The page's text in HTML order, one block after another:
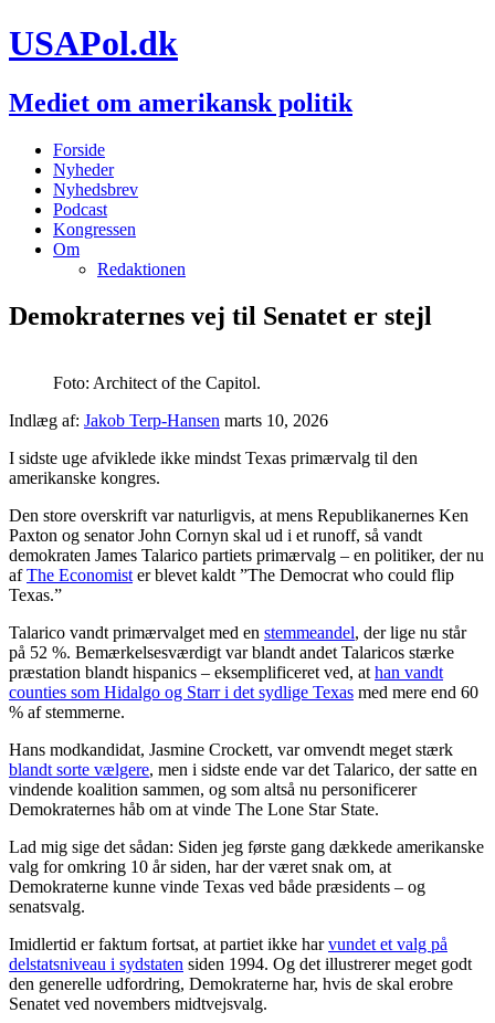
USAPol.dk
Mediet om amerikansk politik
Forside
Nyheder
Nyhedsbrev
Podcast
Kongressen
Om
Redaktionen
Demokraternes vej til Senatet er stejl
Foto: Architect of the Capitol.
Indlæg af: Jakob Terp-Hansen marts 10, 2026
I sidste uge afviklede ikke mindst Texas primærvalg til den
amerikanske kongres.
Den store overskrift var naturligvis, at mens Republikanernes Ken
Paxton og senator John Cornyn skal ud i et runoff, så vandt
demokraten James Talarico partiets primærvalg – en politiker, der nu
afThe Economist er blevet kaldt ”The Democrat who could flip
Texas.”
Talarico vandt primærvalget med en stemmeandel, der lige nu står
på 52 %. Bemærkelsesværdigt var blandt andet Talaricos stærke
præstation blandt hispanics – eksemplificeret ved, at han vandt
counties som Hidalgo og Starr i det sydlige Texas med mere end 60
% af stemmerne.
Hans modkandidat, Jasmine Crockett, var omvendt meget stærk
blandt sorte vælgere, men i sidste ende var det Talarico, der satte en
vindende koalition sammen, og som altså nu personificerer
Demokraternes håb om at vinde The Lone Star State.
Lad mig sige det sådan: Siden jeg første gang dækkede amerikanske
valg for omkring 10 år siden, har der været snak om, at
Demokraterne kunne vinde Texas ved både præsidents – og
senatsvalg.
Imidlertid er faktum fortsat, at partiet ikke harvundet et valg på
delstatsniveau i sydstaten siden 1994. Og det illustrerer meget godt
den generelle udfordring, Demokraterne har, hvis de skal erobre
Senatet ved novembers midtvejsvalg.